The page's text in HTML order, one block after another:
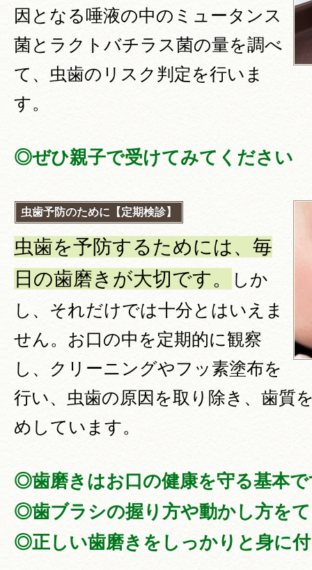
因となる唾液の中のミュータンス
菌とラクトバチラス菌の量を調べ
て、虫歯のリスク判定を行いま
す。
◎ぜひ親子で受けてみてください
虫歯予防のために【定期検診】
虫歯を予防するためには、毎
日の歯磨きが大切です。
しか
し、それだけでは十分とはいえま
せん。お口の中を定期的に観察
し、クリーニングやフッ素塗布を
行い、虫歯の原因を取り除き、歯質
めしています。
◎歯磨きはお口の健康を守る基本
◎歯ブラシの握り方や動かし方を
◎正しい歯磨きをしっかりと身に